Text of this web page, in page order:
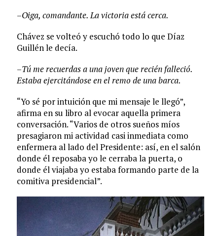
–Oiga, comandante. La victoria está cerca.
Chávez se volteó y escuchó todo lo que Díaz
Guillén le decía.
–Tú me recuerdas a una joven que recién falleció.
Estaba ejercitándose en el remo de una barca.
“Yo sé por intuición que mi mensaje le llegó”,
afirma en su libro al evocar aquella primera
conversación. “Varios de otros sueños míos
presagiaron mi actividad casi inmediata como
enfermera al lado del Presidente: así, en el salón
donde él reposaba yo le cerraba la puerta, o
donde él viajaba yo estaba formando parte de la
comitiva presidencial”.